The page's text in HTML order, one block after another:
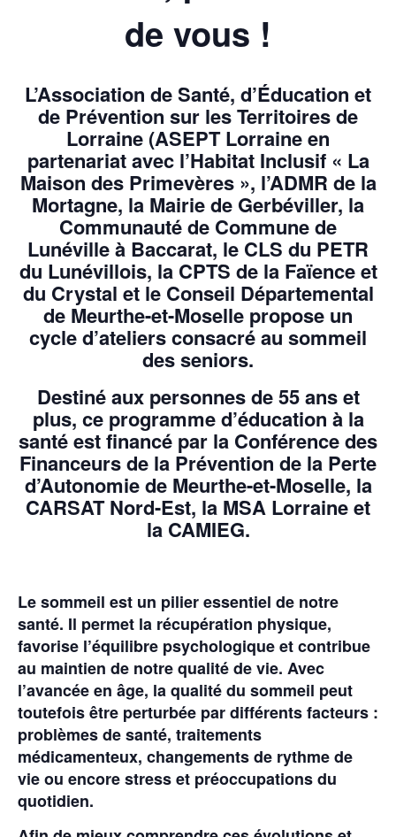
de vous !
L’Association de Santé, d’Éducation et
de Prévention sur les Territoires de
Lorraine (ASEPT Lorraine en
partenariat avec l’Habitat Inclusif « La
Maison des Primevères », l’ADMR de la
Mortagne, la Mairie de Gerbéviller, la
Communauté de Commune de
Lunéville à Baccarat, le CLS du PETR
du Lunévillois, la CPTS de la Faïence et
du Crystal et le Conseil Départemental
de Meurthe-et-Moselle propose un
cycle d’ateliers consacré au sommeil
des seniors.
Destiné aux personnes de 55 ans et
plus, ce programme d’éducation à la
santé est financé par la Conférence des
Financeurs de la Prévention de la Perte
d’Autonomie de Meurthe-et-Moselle, la
CARSAT Nord-Est, la MSA Lorraine et
la CAMIEG.
Le sommeil est un pilier essentiel de notre
santé. Il permet la récupération physique,
favorise l’équilibre psychologique et contribue
au maintien de notre qualité de vie. Avec
l’avancée en âge, la qualité du sommeil peut
toutefois être perturbée par différents facteurs :
problèmes de santé, traitements
médicamenteux, changements de rythme de
vie ou encore stress et préoccupations du
quotidien.